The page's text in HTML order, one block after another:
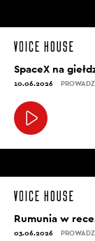
SpaceX na
10.06.2026
Rumunia w
03.06.2026